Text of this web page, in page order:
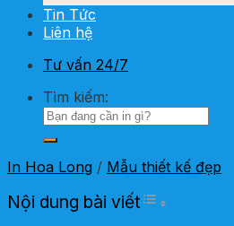
Tin Tức
Liên hệ
Tư vấn 24/7
Tìm kiếm:
In Hoa Long / Mẫu thiết kế đẹp
Nội dung bài viết Toggle Table